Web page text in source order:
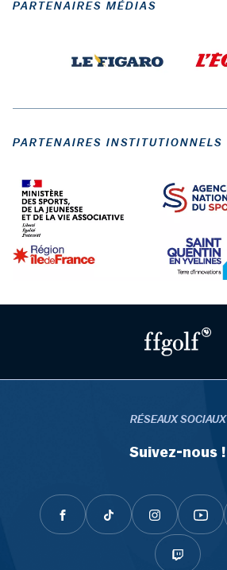
PARTENAIRES MÉDIAS
PARTENAIRES INSTITUTIONNELS
RÉSEAUX SOCIAUX
Suivez-nous !